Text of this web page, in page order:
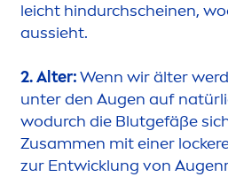
leicht hindurchscheinen,
aussieht.
2. Alter:Wenn wir älter
unter den Augen auf
wodurch die Blutgefäße
Zusammen mit einer
zur Entwicklung von